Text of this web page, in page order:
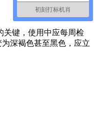
关键，使用中应每周检
深褐色甚至黑色，应立
初刻打标机肖